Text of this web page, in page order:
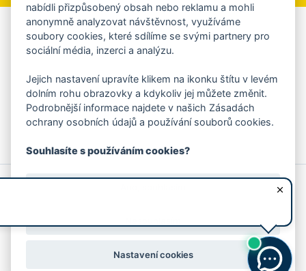
Aplikace Mobilní rozhlas
Chcete dostávat do svého mobilu či mailu upozornění na
ankety, pozvánky na kulturní a sportovní akce?
Více informací o aplikaci
© 2026 Magistrát města Zlína
Prohlášení o používání cookies
nabídli přizpůsobený obsah nebo reklamu a mohli
anonymně analyzovat návštěvnost, využíváme
soubory cookies, které sdílíme se svými partnery pro
sociální média, inzerci a analýzu.
Jejich nastavení upravíte klikem na ikonku štítu v levém
dolním rohu obrazovky a kdykoliv jej můžete změnit.
Podrobnější informace najdete v našich Zásadách
ochrany osobních údajů a používání souborů cookies.
Souhlasíte s používáním cookies?
Nastavení cookies